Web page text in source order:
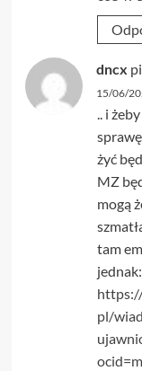
dncx
15/06/
.. i
żyć
MZ
mogą
tam
jednak:
pl/